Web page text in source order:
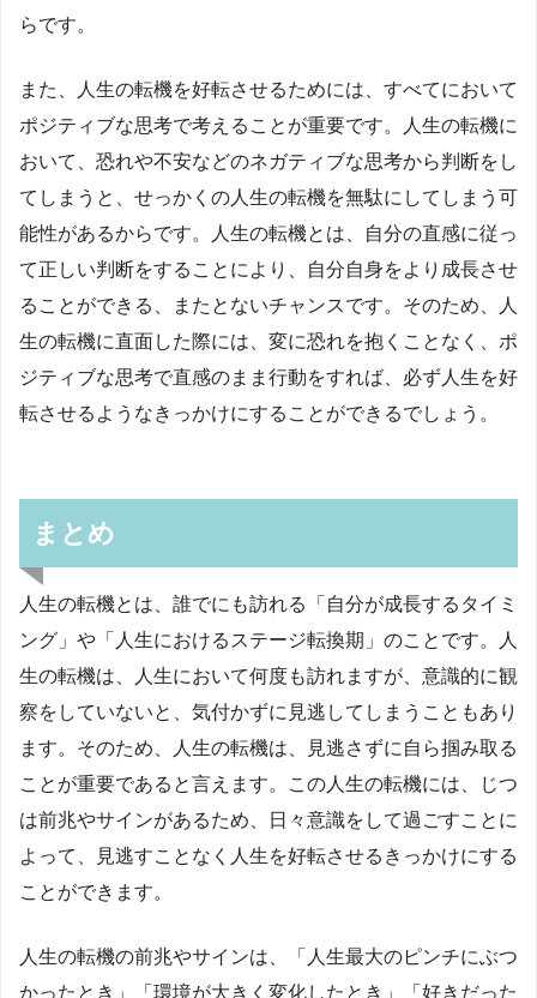
らです。
また、人生の転機を好転させるためには、すべてにおいて
ポジティブな思考で考えることが重要です。人生の転機に
おいて、恐れや不安などのネガティブな思考から判断をし
てしまうと、せっかくの人生の転機を無駄にしてしまう可
能性があるからです。人生の転機とは、自分の直感に従っ
て正しい判断をすることにより、自分自身をより成長させ
ることができる、またとないチャンスです。そのため、人
生の転機に直面した際には、変に恐れを抱くことなく、ポ
ジティブな思考で直感のまま行動をすれば、必ず人生を好
転させるようなきっかけにすることができるでしょう。
まとめ
人生の転機とは、誰でにも訪れる「自分が成長するタイミ
ング」や「人生におけるステージ転換期」のことです。人
生の転機は、人生において何度も訪れますが、意識的に観
察をしていないと、気付かずに見逃してしまうこともあり
ます。そのため、人生の転機は、見逃さずに自ら掴み取る
ことが重要であると言えます。この人生の転機には、じつ
は前兆やサインがあるため、日々意識をして過ごすことに
よって、見逃すことなく人生を好転させるきっかけにする
ことができます。
人生の転機の前兆やサインは、「人生最大のピンチにぶつ
かったとき」「環境が大きく変化したとき」「好きだった